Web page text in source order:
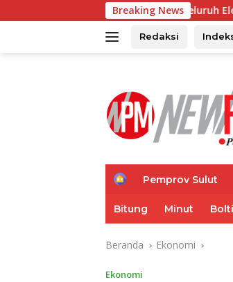
ke
Breaking News
Ajak Seluruh Elemen Sukseskan Imunisasi
Redaksi
H
e
Pemprov Sulut
Bitung Minut
Beranda Ekonomi
Ekonomi